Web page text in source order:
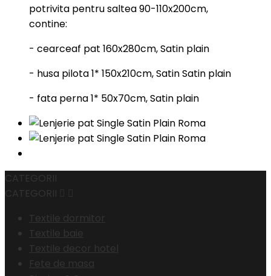
potrivita pentru saltea 90-110x200cm,
contine:
- cearceaf pat 160x280cm, Satin plain
- husa pilota 1* 150x210cm, Satin Satin plain
- fata perna 1* 50x70cm, Satin plain
CATEGORII
CATEGORII
Textile dormitor
Textile baie
Textile decor hotel
Fete de masa